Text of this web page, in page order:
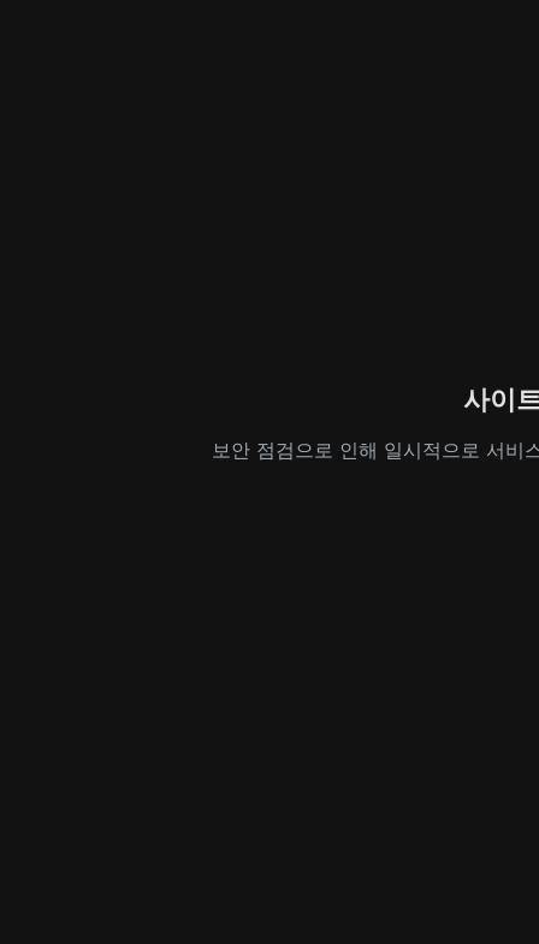
사이
보안 점검으로 인해 일시적으로 서비